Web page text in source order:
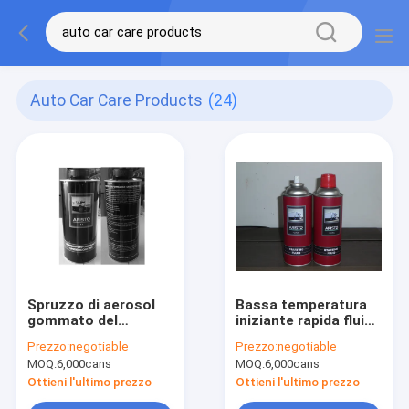
Auto Car Care Products (24)
Spruzzo di aerosol
gommato del
automobile dei
prodotti automatici
amichevoli eco- di
cura
Prezzo:negotiable
MOQ:6,000cans
Ottieni l'ultimo prezzo
Bassa temperatura
iniziante rapida fluida
automobile dei
prodotti
professionali di cura
Prezzo:negotiable
MOQ:6,000cans
Ottieni l'ultimo prezzo